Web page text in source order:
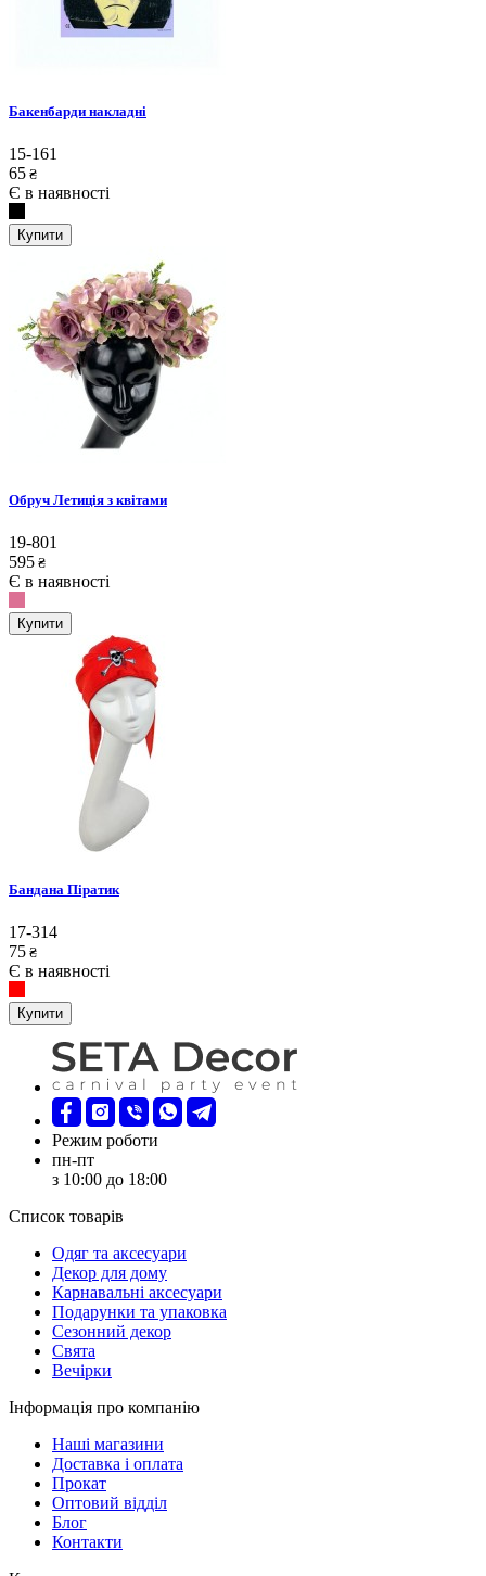
Бакенбарди накладні
15-161
65 ₴
Є в наявності
Купити
Обруч Летиція з квітами
19-801
595 ₴
Є в наявності
Купити
Бандана Піратик
17-314
75 ₴
Є в наявності
Купити
Режим роботи
пн-пт
з 10:00 до 18:00
Список товарів
Oдяг та аксесуари
Декор для дому
Карнавальні аксесуари
Подарунки та упаковка
Сезонний декор
Свята
Вечірки
Інформація про компанію
Наші магазини
Доставка і оплата
Прокат
Оптовий відділ
Блог
Контакти